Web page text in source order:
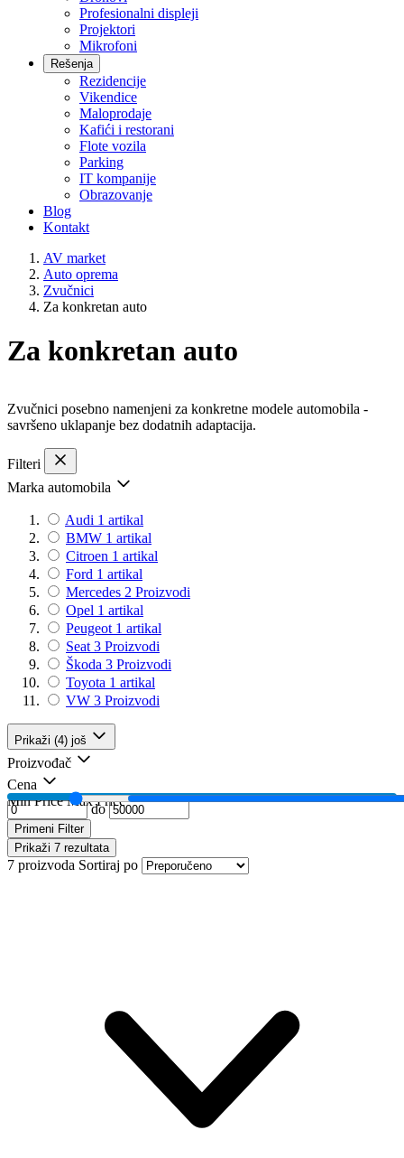
Profesionalni displeji
Projektori
Mikrofoni
Rešenja
Rezidencije
Vikendice
Maloprodaje
Kafići i restorani
Flote vozila
Parking
IT kompanije
Obrazovanje
Blog
Kontakt
AV market
Auto oprema
Zvučnici
Za konkretan auto
Za konkretan auto
Zvučnici posebno namenjeni za konkretne modele automobila -
savršeno uklapanje bez dodatnih adaptacija.
Filteri
Marka automobila
Audi 1 artikal
BMW 1 artikal
Citroen 1 artikal
Ford 1 artikal
Mercedes 2 Proizvodi
Opel 1 artikal
Peugeot 1 artikal
Seat 3 Proizvodi
Škoda 3 Proizvodi
Toyota 1 artikal
VW 3 Proizvodi
Prikaži (4) još
Proizvođač
Cena
Min Price Max Price
do
Primeni Filter
Prikaži 7 rezultata
7 proizvoda Sortiraj po